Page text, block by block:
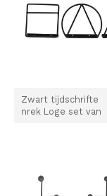
Zwart tijdschrifte
nrek Loge set van